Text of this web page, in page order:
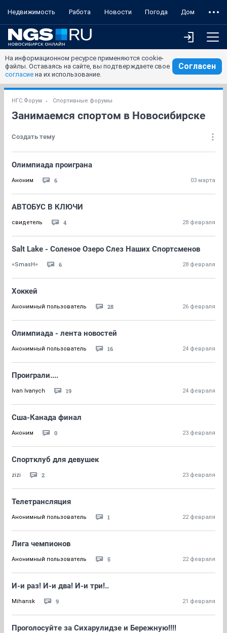
Недвижимость Работа Новости Погода Дом
На информационном ресурсе применяются cookie-
файлы. Оставаясь на сайте, вы подтверждаете свое
согласие на их использование.
Согласен
НГС.Форум Спортивные форумы
Занимаемся спортом в Новосибирске
Создать тему
Олимпиада проиграна
Аноним 6 03 марта
АВТОБУС В КЛЮЧИ
свидетель 4 28 февраля
Salt Lake - Соленое Озеро Слез Наших Спортсменов
=SmasH= 6 28 февраля
Хоккей
Анонимный пользователь 28 26 февраля
Олимпиада - лента новостей
Анонимный пользователь 16 24 февраля
Проиграли....
Ivan Ivanych 19 24 февраля
Сша-Канада финал
Аноним 0 23 февраля
Спортклуб для девушек
zizi 2 23 февраля
Телетрансляция
Анонимный пользователь 1 22 февраля
Лига чемпионов
Анонимный пользователь 5 22 февраля
И-и раз! И-и два! И-и три!..
Mihansk 9 21 февраля
Проголосуйте за Сихарулидзе и Бережную!!!!